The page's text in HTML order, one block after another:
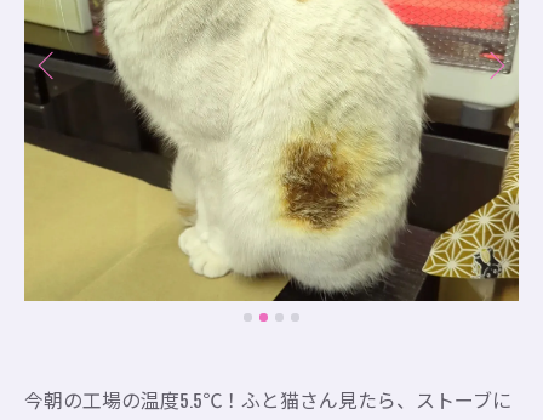
今朝の工場の温度5.5℃！ふと猫さん見たら、ストーブに